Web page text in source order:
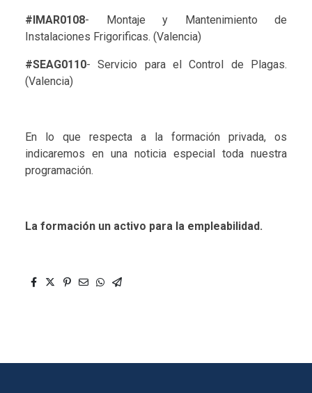
#IMAR0108- Montaje y Mantenimiento de
Instalaciones Frigorificas. (Valencia)
#SEAG0110- Servicio para el Control de Plagas.
(Valencia)
En lo que respecta a la formación privada, os
indicaremos en una noticia especial toda nuestra
programación.
La formación un activo para la empleabilidad.